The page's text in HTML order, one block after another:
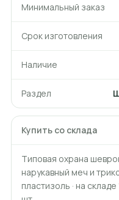
Минимальный заказ
Срок изготовления
Наличие
Раздел
Купить со склада
Типовая охрана
нарукавный меч и
пластизоль · на складе